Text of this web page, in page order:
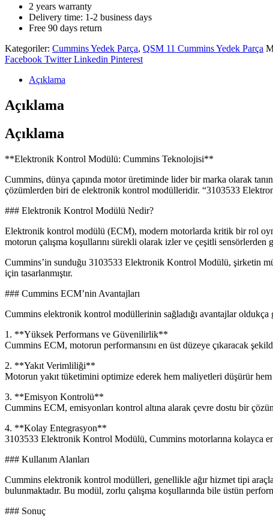
2 years warranty
Delivery time: 1-2 business days
Free 90 days return
Kategoriler: Cummins Yedek Parça, QSM 11 Cummins Yedek Parça
Facebook Twitter Linkedin Pinterest
Açıklama
Açıklama
Açıklama
**Elektronik Kontrol Modülü: Cummins Teknolojisi**
Cummins, dünya çapında motor üretiminde lider bir marka olarak
çözümlerden biri de elektronik kontrol modülleridir. “3103533
### Elektronik Kontrol Modülü Nedir?
Elektronik kontrol modülü (ECM), modern motorlarda kritik bir rol
motorun çalışma koşullarını sürekli olarak izler ve çeşitli
Cummins’in sunduğu 3103533 Elektronik Kontrol Modülü, şirketin
için tasarlanmıştır.
### Cummins ECM’nin Avantajları
Cummins elektronik kontrol modüllerinin sağladığı avantajlar
1. **Yüksek Performans ve Güvenilirlik**
Cummins ECM, motorun performansını en üst düzeye çıkaracak
2. **Yakıt Verimliliği**
Motorun yakıt tüketimini optimize ederek hem maliyetleri düşürür
3. **Emisyon Kontrolü**
Cummins ECM, emisyonları kontrol altına alarak çevre dostu bir
4. **Kolay Entegrasyon**
3103533 Elektronik Kontrol Modülü, Cummins motorlarına kolayca
### Kullanım Alanları
Cummins elektronik kontrol modülleri, genellikle ağır hizmet tipi
bulunmaktadır. Bu modül, zorlu çalışma koşullarında bile üstün
### Sonuç